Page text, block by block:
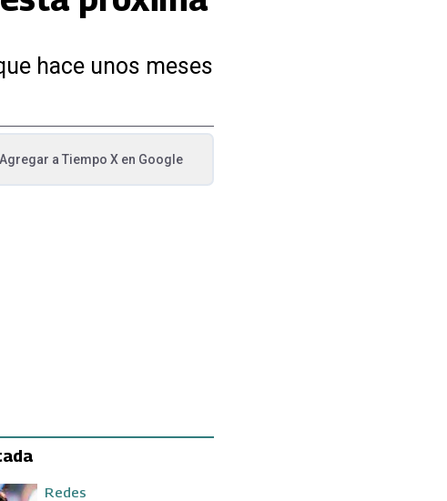
hace unos meses
Agregar a Tiempo Xen Google
nueva pestaña
Redes